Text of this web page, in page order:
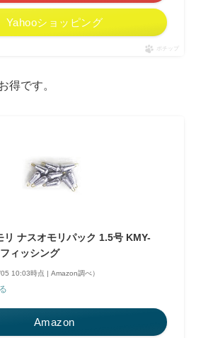
Yahooショッピング
ポチップ
得です。
リ ナスオモリパック 1.5号 KMY-
ィッシング
05 10:03時点 | Amazon調べ）
Amazon